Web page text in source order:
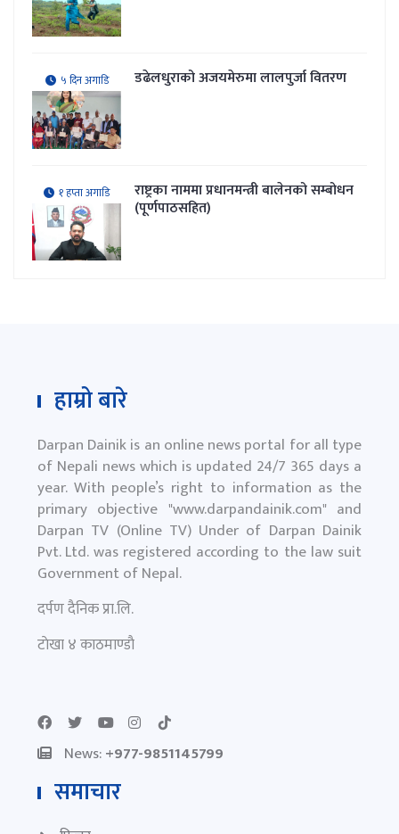
५ दिन अगाडि डढेलधुराको अजयमेरुमा लालपुर्जा वितरण
१ हप्ता अगाडि राष्ट्रका नाममा प्रधानमन्त्री बालेनको सम्बोधन
(पूर्णपाठसहित)
हाम्रो बारे
Darpan Dainik is an online news portal for all type
of Nepali news which is updated 24/7 365 days a
year. With people’s right to information as the
primary objective "www.darpandainik.com" and
Darpan TV (Online TV) Under of Darpan Dainik
Pvt. Ltd. was registered according to the law suit
Government of Nepal.
दर्पण दैनिक प्रा.लि.
टाेखा ४ काठमाण्डाै
News:+977-9851145799
समाचार